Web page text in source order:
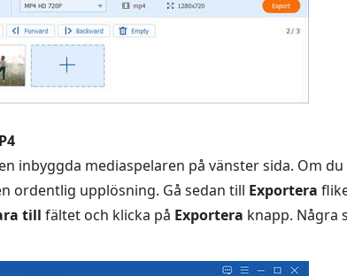
inbyggda mediaspelaren på vänster sida. Om
ordentlig upplösning. Gå sedan till Exportera
till fältet och klicka på Exportera knapp. Några